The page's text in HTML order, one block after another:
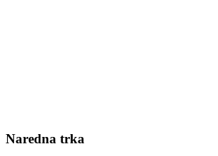
Naredna trka